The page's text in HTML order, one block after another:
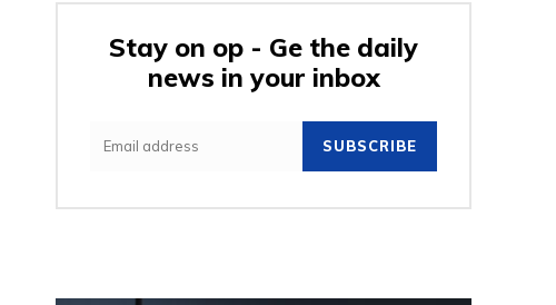
Stay on op - Ge the daily
news in your inbox
SUBSCRIBE